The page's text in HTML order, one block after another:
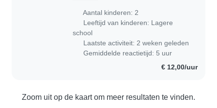
Aantal kinderen: 2
Leeftijd van kinderen: Lagere
school
Laatste activiteit: 2 weken geleden
Gemiddelde reactietijd: 5 uur
€ 12,00/uur
Zoom uit op de kaart om meer resultaten te vinden.